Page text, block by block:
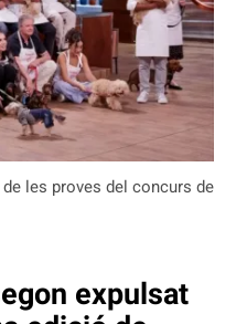
les proves del concurs de
expulsat